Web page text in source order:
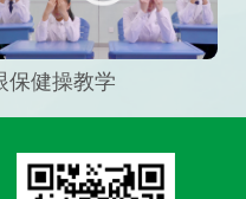
保健操教学